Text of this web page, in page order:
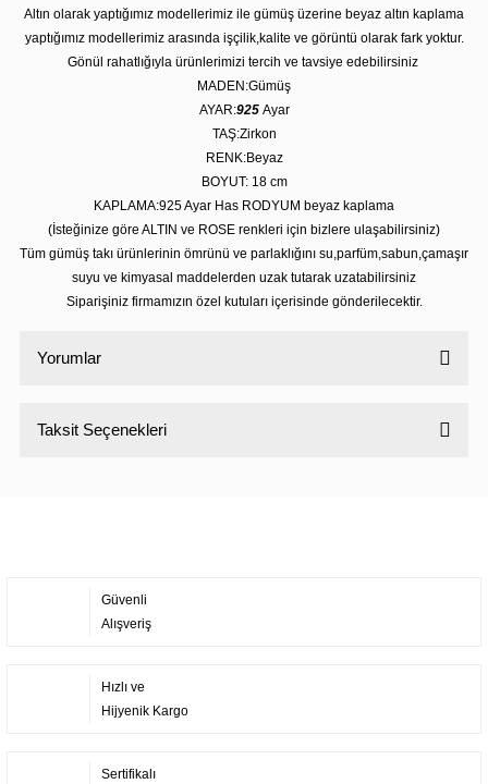
Altın olarak yaptığımız modellerimiz ile gümüş üzerine beyaz altın kaplama
yaptığımız modellerimiz arasında işçilik,kalite ve görüntü olarak fark yoktur.
Gönül rahatlığıyla ürünlerimizi tercih ve tavsiye edebilirsiniz
MADEN:Gümüş
AYAR:925 Ayar
TAŞ:Zirkon
RENK:Beyaz
BOYUT: 18 cm
KAPLAMA:925 Ayar Has RODYUM beyaz kaplama
(İsteğinize göre ALTIN ve ROSE renkleri için bizlere ulaşabilirsiniz)
Tüm gümüş takı ürünlerinin ömrünü ve parlaklığını su,parfüm,sabun,çamaşır
suyu ve kimyasal maddelerden uzak tutarak uzatabilirsiniz
Siparişiniz firmamızın özel kutuları içerisinde gönderilecektir.
Yorumlar
Taksit Seçenekleri
Güvenli
Alışveriş
Hızlı ve
Hijyenik Kargo
Sertifikalı